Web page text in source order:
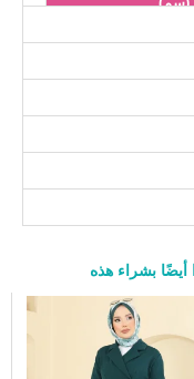
136
136
136
أيضًا بشراء هذه
a>